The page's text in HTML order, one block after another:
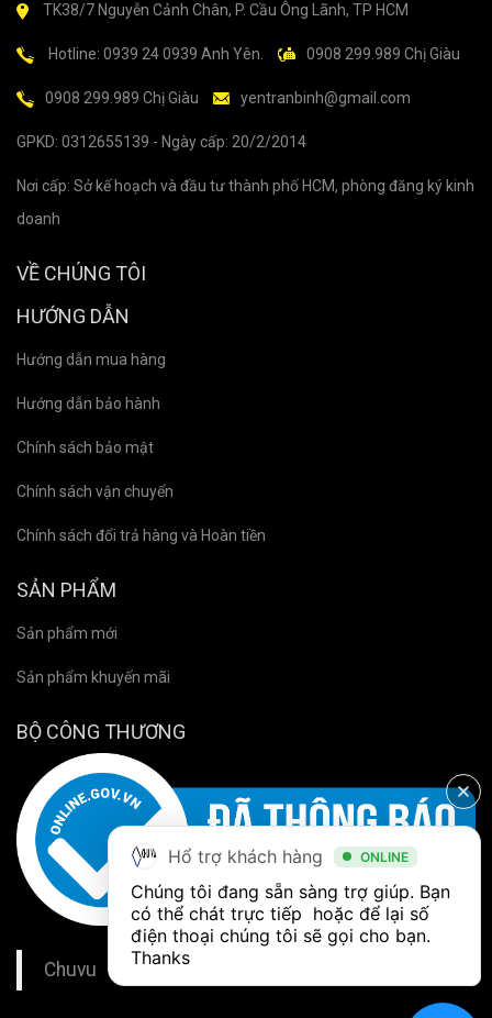
TK38/7 Nguyễn Cảnh Chân, P. Cầu Ông Lãnh, TP HCM
Hotline: 0939 24 0939 Anh Yên. 0908 299.989 Chị Giàu
0908 299.989 Chị Giàu yentranbinh@gmail.com
GPKD: 0312655139 - Ngày cấp: 20/2/2014
Nơi cấp: Sở kế hoạch và đầu tư thành phố HCM, phòng đăng ký kinh
doanh
VỀ CHÚNG TÔI
HƯỚNG DẪN
Hướng dẫn mua hàng
Hướng dẫn bảo hành
Chính sách bảo mật
Chính sách vận chuyển
Chính sách đổi trả hàng và Hoàn tiền
SẢN PHẨM
Sản phẩm mới
Sản phẩm khuyến mãi
BỘ CÔNG THƯƠNG
Chuvu
Hổ trợ khách hàng ONLINE
Chúng tôi đang sẵn sàng trợ giúp. Bạn
có thể chát trực tiếp  hoặc để lại số
điện thoại chúng tôi sẽ gọi cho bạn.
Thanks